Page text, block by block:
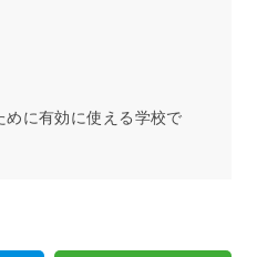
に有効に使える学校で